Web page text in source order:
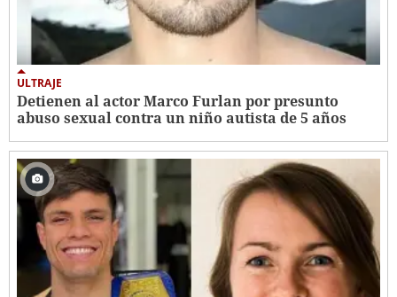
ULTRAJE
Detienen al actor Marco Furlan por presunto
abuso sexual contra un niño autista de 5 años